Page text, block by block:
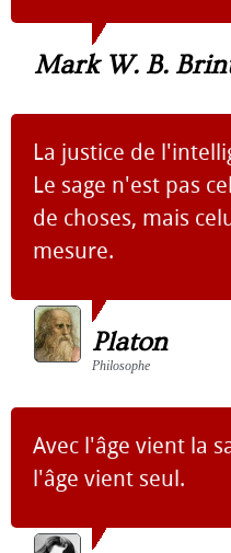
Mark W. B.
La justice de
Le sage n'est pas
de choses, mais
mesure.
Platon
Philosophe
Avec l'âge vient la
l'âge vient seul.